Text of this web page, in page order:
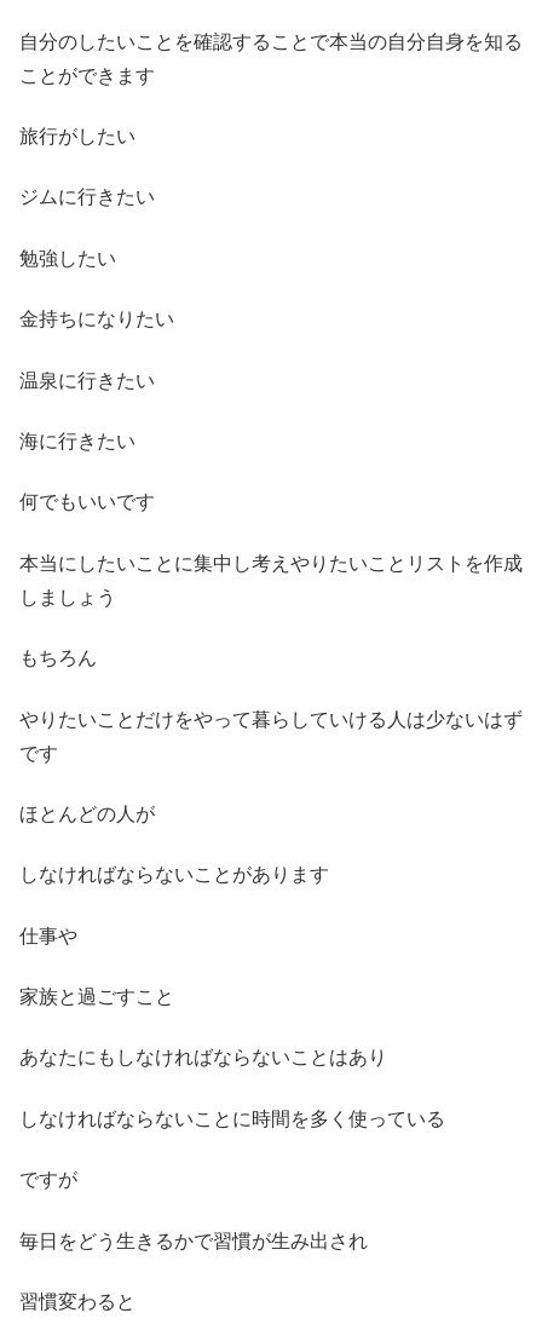
自分のしたいことを確認することで本当の自分自身を知る
ことができます
旅行がしたい
ジムに行きたい
勉強したい
金持ちになりたい
温泉に行きたい
海に行きたい
何でもいいです
本当にしたいことに集中し考えやりたいことリストを作成
しましょう
もちろん
やりたいことだけをやって暮らしていける人は少ないはず
です
ほとんどの人が
しなければならないことがあります
仕事や
家族と過ごすこと
あなたにもしなければならないことはあり
しなければならないことに時間を多く使っている
ですが
毎日をどう生きるかで習慣が生み出され
習慣変わると